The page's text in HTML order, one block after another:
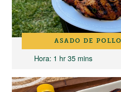
ASADO DE
Hora: 1 hr 35 mins